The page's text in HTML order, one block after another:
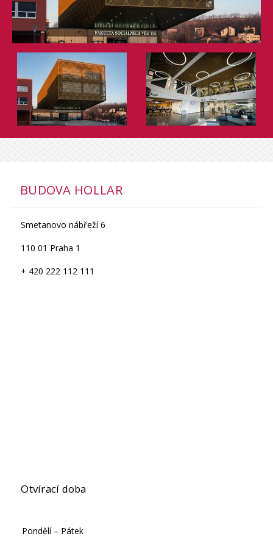
BUDOVA HOLLAR
Smetanovo nábřeží 6
110 01 Praha 1
+ 420 222 112 111
Otvírací doba
Pondělí – Pátek